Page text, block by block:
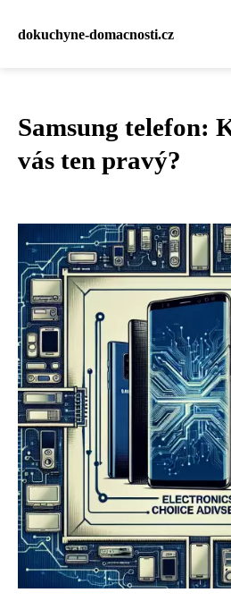
dokuchyne-domacnosti.cz
Samsung telefon:
vás ten pravý?